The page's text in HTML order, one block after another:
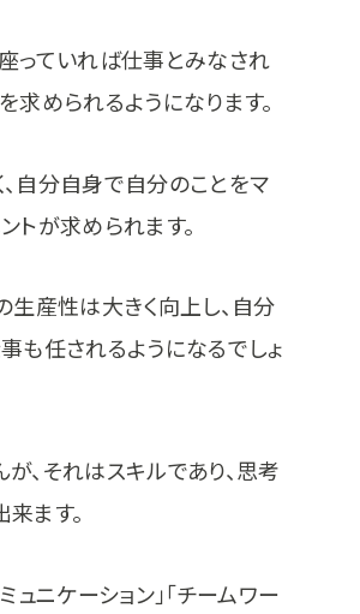
っていれば仕事とみなされ
求められるようになります。
自分自身で自分のことをマ
トが求められます。
生産性は大きく向上し、自分
も任されるようになるでしょ
、それはスキルであり、思考
ます。
ュニケーション」「チームワー